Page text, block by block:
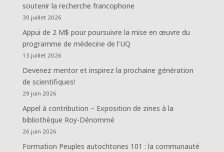
soutenir la recherche francophone
30 juillet 2026
Appui de 2 M$ pour poursuivre la mise en œuvre du
programme de médecine de l’UQ
13 juillet 2026
Devenez mentor et inspirez la prochaine génération
de scientifiques!
29 juin 2026
Appel à contribution – Exposition de zines à la
bibliothèque Roy-Dénommé
26 juin 2026
Formation Peuples autochtones 101 : la communauté